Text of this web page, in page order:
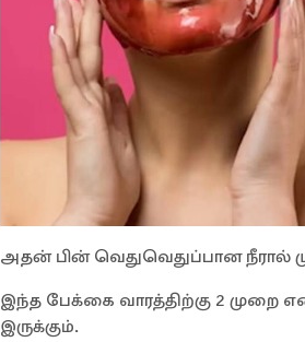
அதன் பின் வெதுவெதுப்பான நீரால்
இந்த பேக்கை வாரத்திற்கு 2 முறை
இருக்கும்.